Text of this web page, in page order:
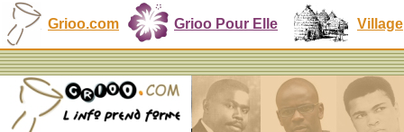
Grioo.com Grioo Pour Elle Village